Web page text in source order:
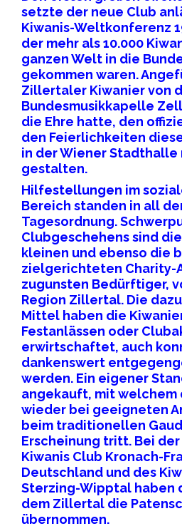
setzte der neue Club
Kiwanis-Weltkonferenz
der mehr als 10.000
ganzen Welt in die
gekommen waren.
Zillertaler Kiwanier von
Bundesmusikkapelle
die Ehre hatte, den
den Feierlichkeiten
in der Wiener Stadthalle
gestalten.
Hilfestellungen im
Bereich standen in all
Tagesordnung.
Clubgeschehens sind
kleinen und ebenso die
zielgerichteten Charity-
zugunsten Bedürftiger,
Region Zillertal. Die
Mittel haben die
Festanlässen oder
erwirtschaftet, auch
dankenswert
werden. Ein eigener
angekauft, mit welchem
wieder bei geeigneten
beim traditionellen
Erscheinung tritt. Bei
Kiwanis Club Kronach-
Deutschland und des
Sterzing-Wipptal haben
dem Zillertal die
übernommen.